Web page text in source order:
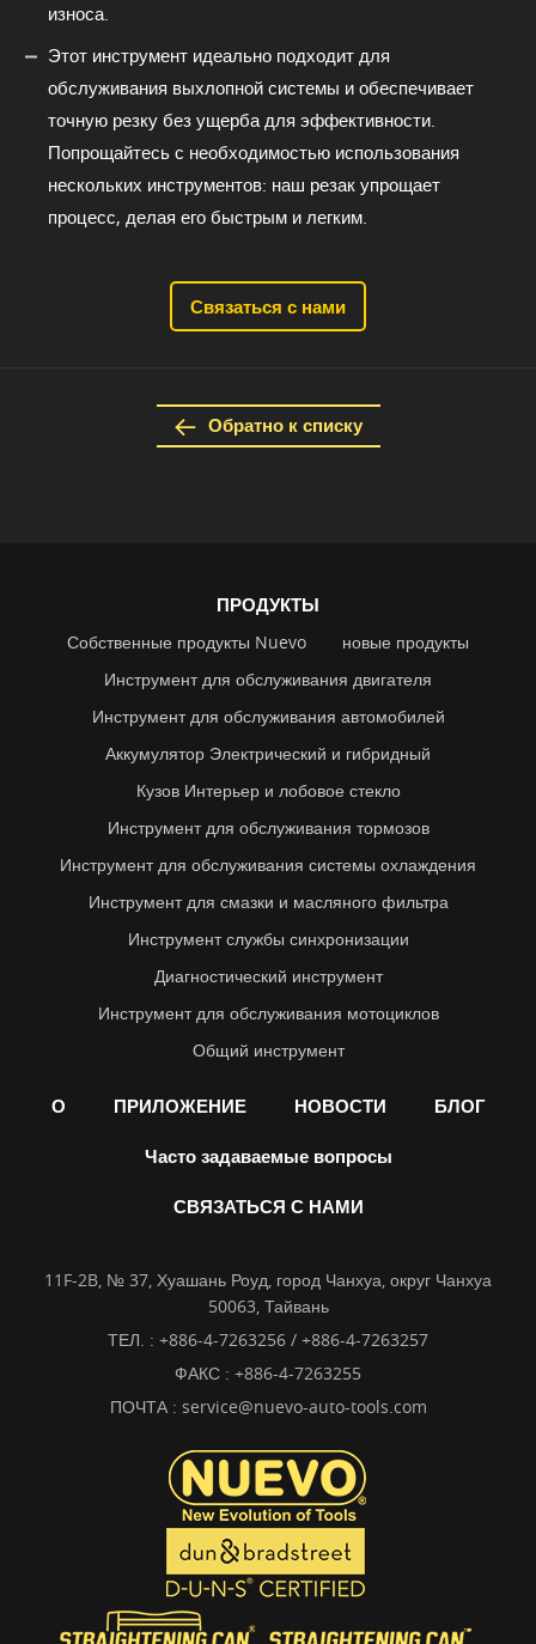
износа.
Этот инструмент идеально подходит для
обслуживания выхлопной системы и обеспечивает
точную резку без ущерба для эффективности.
Попрощайтесь с необходимостью использования
нескольких инструментов: наш резак упрощает
процесс, делая его быстрым и легким.
Связаться с нами
Обратно к списку
ПРОДУКТЫ
Собственные продукты Nuevo
новые продукты
Инструмент для обслуживания двигателя
Инструмент для обслуживания автомобилей
Аккумулятор Электрический и гибридный
Кузов Интерьер и лобовое стекло
Инструмент для обслуживания тормозов
Инструмент для обслуживания системы охлаждения
Инструмент для смазки и масляного фильтра
Инструмент службы синхронизации
Диагностический инструмент
Инструмент для обслуживания мотоциклов
Общий инструмент
О ПРИЛОЖЕНИЕ НОВОСТИ БЛОГ
Часто задаваемые вопросы
СВЯЗАТЬСЯ С НАМИ
11F-2B, № 37, Хуашань Роуд, город Чанхуа, округ Чанхуа
50063, Тайвань
ТЕЛ. : +886-4-7263256 / +886-4-7263257
ФАКС : +886-4-7263255
ПОЧТА : service@nuevo-auto-tools.com